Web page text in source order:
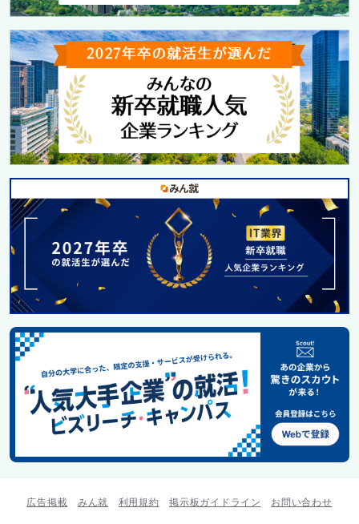
広告掲載 みん就 利用規約 掲示板ガイドライン お問い合わせ